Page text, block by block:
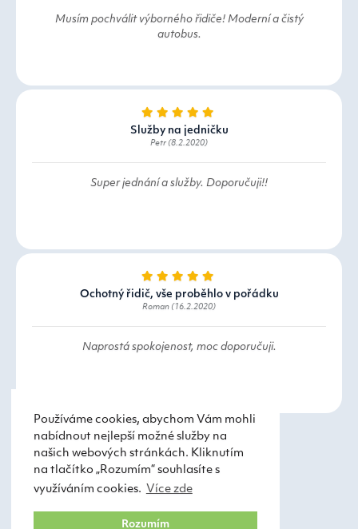
Používáme cookies, abychom Vám mohli
nabídnout nejlepší možné služby na
našich webových stránkách. Kliknutím
na tlačítko „Rozumím“ souhlasíte s
využíváním cookies. Více zde
Rozumím
Musím pochválit výborného řidiče! Moderní a čistý
autobus.
Služby na jedničku
Petr (8.2.2020)
Super jednání a služby. Doporučuji!!
Ochotný řidič, vše proběhlo v pořádku
Roman (16.2.2020)
Naprostá spokojenost, moc doporučuji.
Taxi Praha Obchodní podmínky